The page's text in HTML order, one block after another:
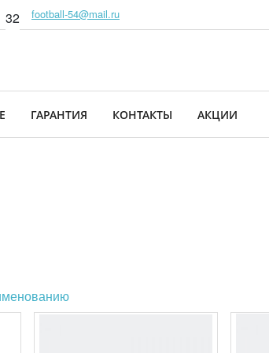
32 football-54@mail.ru
ГАРАНТИЯ КОНТАКТЫ АКЦИИ